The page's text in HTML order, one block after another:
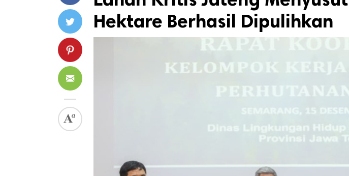
Hektare Berhasil Dipulihkan